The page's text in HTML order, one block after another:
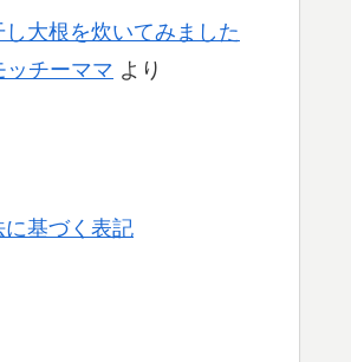
大根を炊いてみました
ッチーママ より
基づく表記